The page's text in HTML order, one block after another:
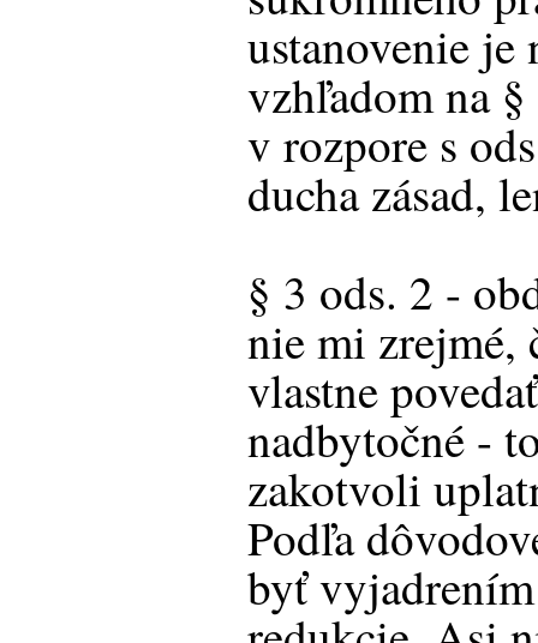
ustanovenie je
vzhľadom na
v rozpore s
ducha zásad,
§ 3 ods. 2 -
nie mi zrejmé,
vlastne
nadbytočné -
zakotvoli
Podľa
byť